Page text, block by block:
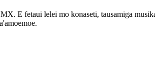
E fetaui lelei mo konaseti, tausamiga